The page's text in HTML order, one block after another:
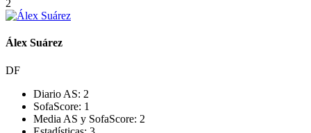
2
Álex Suárez
DF
Diario AS: 2
SofaScore: 1
Media AS y SofaScore: 2